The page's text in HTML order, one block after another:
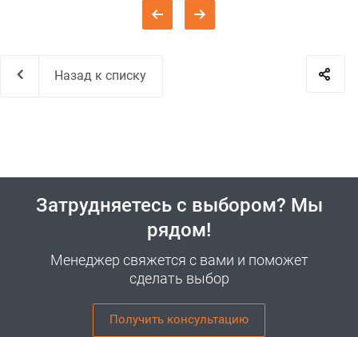
Назад к списку
Затрудняетесь с выбором? Мы
рядом!
Менеджер свяжется с вами и поможет
сделать выбор
Получить консультацию